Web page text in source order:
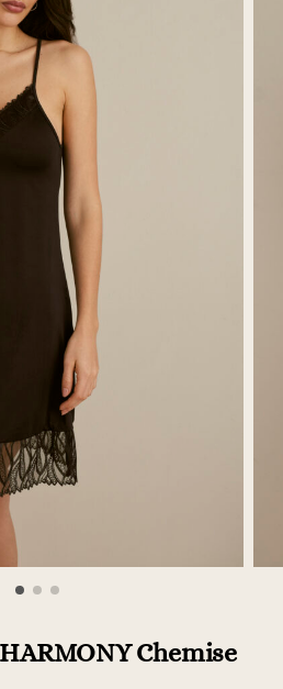
Chemise